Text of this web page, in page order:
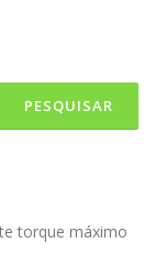
torque máximo